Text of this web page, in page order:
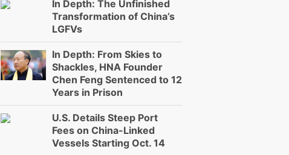
In Depth: The Unfinished
Transformation of China’s
LGFVs
In Depth: From Skies to
Shackles, HNA Founder
Chen Feng Sentenced to 12
Years in Prison
U.S. Details Steep Port
Fees on China-Linked
Vessels Starting Oct. 14